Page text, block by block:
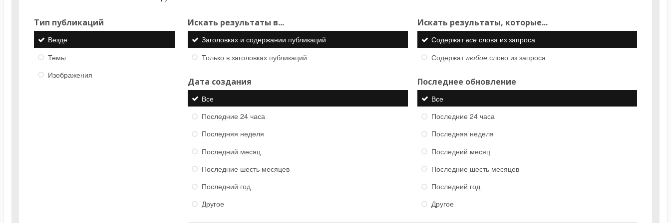
Тип публикаций
Везде
Темы
Изображения
Искать результаты в...
Заголовках и содержании публикаций
Только в заголовках публикаций
Искать результаты, которые...
Содержатвсеслова из запроса
Содержатлюбоеслово из запроса
Дата создания
Все
Последние 24 часа
Последняя неделя
Последний месяц
Последние шесть месяцев
Последний год
Другое
Последнее обновление
Все
Последние 24 часа
Последняя неделя
Последний месяц
Последние шесть месяцев
Последний год
Другое